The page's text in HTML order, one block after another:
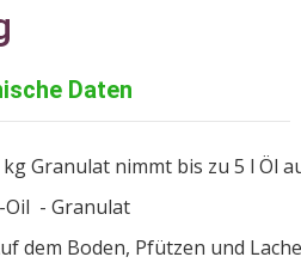
Daten
kg Granulat nimmt bis zu 5 l Öl
Oil - Granulat
dem Boden, Pfützen und